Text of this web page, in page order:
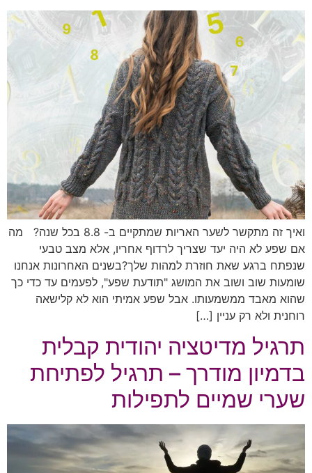
ואיך זה מתקשר לשער האריות שמתקיים ב- 8.8 בכל שנה? מה
אם שפע לא היה יעד שצריך לרדוף אחריו, אלא מצב טבעי
שנפתח ברגע שאת חוזרת למהות שלך?בשנים האחרונות אנחנו
שומעות שוב ושוב את המושג "תודעת שפע", לפעמים עד כדי כך
שהוא מאבד ממשמעותו. אבל שפע אמיתי הוא לא קלישאה
רוחנית ולא רק עניין […]
תרגיל מדיטציה יהודית קבלית
בדמיון מודרך – תרגיל לפתיחת
שערי שמיים לתפילות